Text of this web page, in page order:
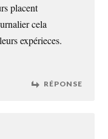
placent
cela
expérieces.
RÉPONSE